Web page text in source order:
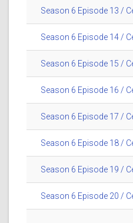
Season 6 Episode 13 /
Season 6 Episode 14 /
Season 6 Episode 15 /
Season 6 Episode 16 /
Season 6 Episode 17 /
Season 6 Episode 18 /
Season 6 Episode 19 /
Season 6 Episode 20 /